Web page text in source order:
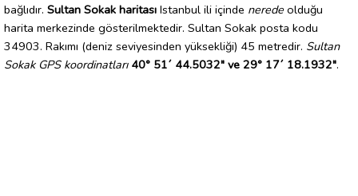
bağlıdır. Sultan Sokak haritası Istanbul ili içinde nerede olduğu
harita merkezinde gösterilmektedir. Sultan Sokak posta kodu
34903. Rakımı (deniz seviyesinden yüksekliği) 45 metredir. Sultan
Sokak GPS koordinatları 40° 51´ 44.5032" ve 29° 17´ 18.1932".